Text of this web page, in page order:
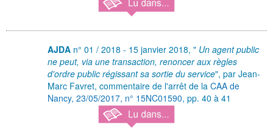
AJDAn° 01 / 2018 - 15 janvier 2018, " Un agent public
ne peut, via une transaction, renoncer aux règles
d'ordre public régissant sa sortie du service", par Jean-
Marc Favret, commentaire de l'arrêt de la CAA de
Nancy, 23/05/2017, n° 15NC01590, pp. 40 à 41